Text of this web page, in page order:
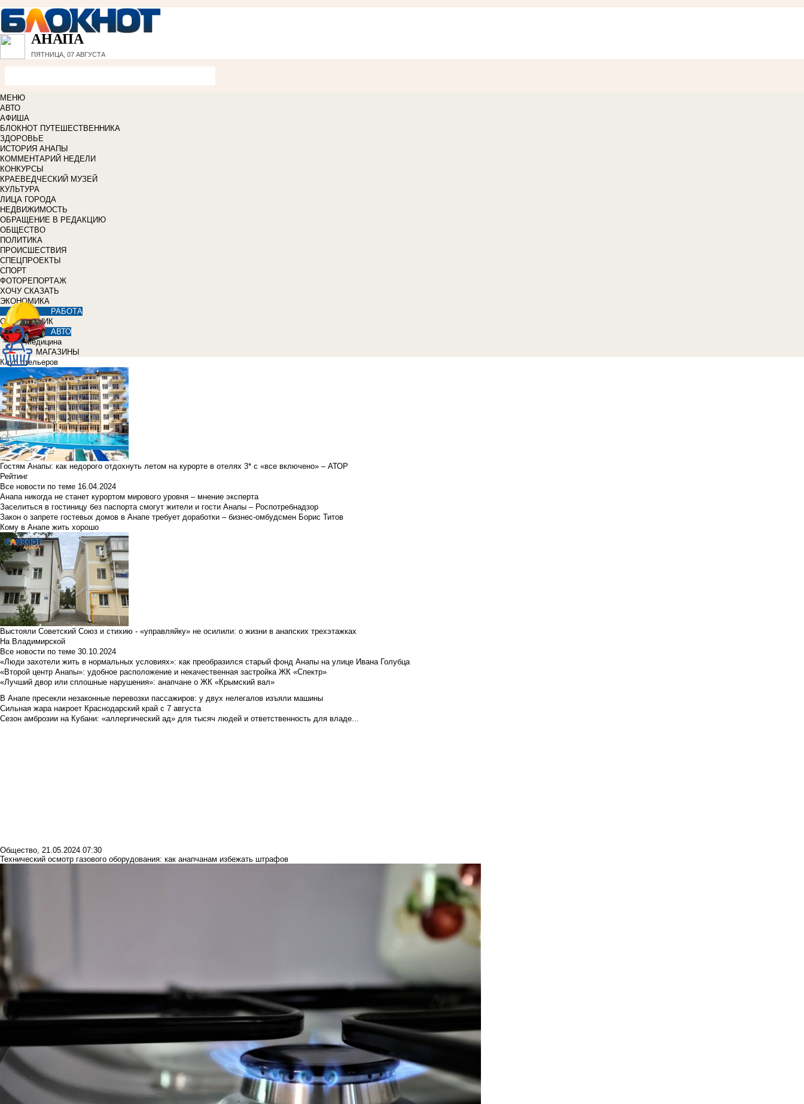
АНАПА
ПЯТНИЦА, 07 АВГУСТА
МЕНЮ
АВТО
АФИША
БЛОКНОТ ПУТЕШЕСТВЕННИКА
ЗДОРОВЬЕ
ИСТОРИЯ АНАПЫ
КОММЕНТАРИЙ НЕДЕЛИ
КОНКУРСЫ
КРАЕВЕДЧЕСКИЙ МУЗЕЙ
КУЛЬТУРА
ЛИЦА ГОРОДА
НЕДВИЖИМОСТЬ
ОБРАЩЕНИЕ В РЕДАКЦИЮ
ОБЩЕСТВО
ПОЛИТИКА
ПРОИСШЕСТВИЯ
СПЕЦПРОЕКТЫ
СПОРТ
ФОТОРЕПОРТАЖ
ХОЧУ СКАЗАТЬ
ЭКОНОМИКА
РАБОТА
СПРАВОЧНИК
АВТО
Медицина
МАГАЗИНЫ
Клуб отельеров
Гостям Анапы: как недорого отдохнуть летом на курорте в отелях 3* с «все включено» – АТОР
Рейтинг
Все новости по теме 16.04.2024
Анапа никогда не станет курортом мирового уровня – мнение эксперта
Заселиться в гостиницу без паспорта смогут жители и гости Анапы – Роспотребнадзор
Закон о запрете гостевых домов в Анапе требует доработки – бизнес-омбудсмен Борис Титов
Кому в Анапе жить хорошо
Выстояли Советский Союз и стихию - «управляйку» не осилили: о жизни в анапских трехэтажках
На Владимирской
Все новости по теме 30.10.2024
«Люди захотели жить в нормальных условиях»: как преобразился старый фонд Анапы на улице Ивана Голубца
«Второй центр Анапы»: удобное расположение и некачественная застройка ЖК «Спектр»
«Лучший двор или сплошные нарушения»: анапчане о ЖК «Крымский вал»
В Анапе пресекли незаконные перевозки пассажиров: у двух нелегалов изъяли машины
Сильная жара накроет Краснодарский край с 7 августа
Сезон амброзии на Кубани: «аллергический ад» для тысяч людей и ответственность для владе...
Общество, 21.05.2024 07:30
Технический осмотр газового оборудования: как анапчанам избежать штрафов